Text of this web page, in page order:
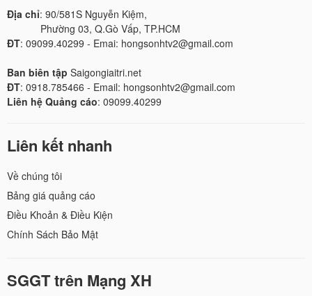
Địa chỉ: 90/581S Nguyễn Kiệm,
Phường 03, Q.Gò Vấp, TP.HCM
ĐT: 09099.40299 - Emai: hongsonhtv2@gmail.com
Ban biên tập Saigongiaitri.net
ĐT: 0918.785466 - Email: hongsonhtv2@gmail.com
Liên hệ Quảng cáo: 09099.40299
Liên kết nhanh
Về chúng tôi
Bảng giá quảng cáo
Điều Khoản & Điều Kiện
Chính Sách Bảo Mật
SGGT trên Mạng XH